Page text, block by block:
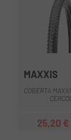
MAXXIS
COBERTA
CÈRCOL
Preu
25,20 €